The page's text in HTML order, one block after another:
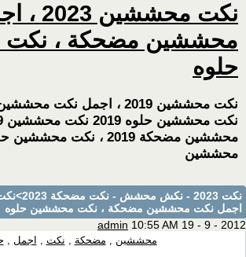
نكت
محششين مضحكة ،
حلوه
محششين
نكت 2023 - نكش محشش - نكت مضحكة 2023
اجمل نكت محششين مضحكة ، نكت محششين حلوه
admin 10:55 AM 19 - 9 - 2012
محششين , مضحكة , نكت , اجمل ,